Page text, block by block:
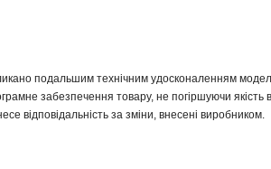
подальшим технічним удосконаленням
забезпечення товару, не погіршуючи якість
відповідальність за зміни, внесені виробником.